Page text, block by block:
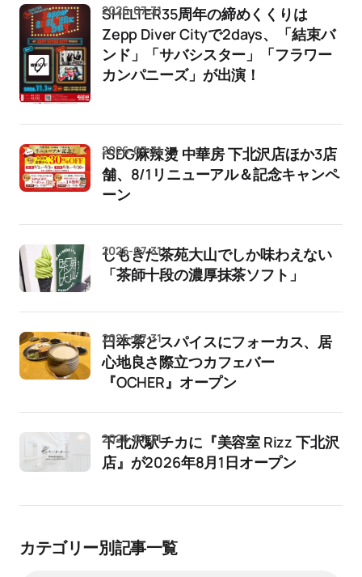
SHELTER35周年の締めくくりは
Zepp Diver Cityで2days、「結束バ
ンド」「サバシスター」「フラワー
カンパニーズ」が出演！
2026-07-31
iSDG麻辣燙 中華房 下北沢店ほか3店
舗、8/1リニューアル＆記念キャンペ
ーン
2026-07-31
しもきた茶苑大山でしか味わえない
「茶師十段の濃厚抹茶ソフト」
2026-07-31
日本茶とスパイスにフォーカス、居
心地良さ際立つカフェバー
『OCHER』オープン
2026-07-31
下北沢駅チカに『美容室 Rizz 下北沢
店』が2026年8月1日オープン
2026-07-31
カテゴリー別記事一覧